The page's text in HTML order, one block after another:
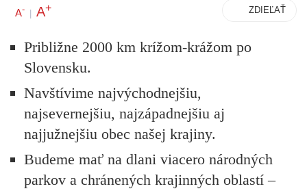
A- | A+ ZDIEĽAŤ
Približne 2000 km krížom-krážom po
Slovensku.
Navštívime najvýchodnejšiu,
najsevernejšiu, najzápadnejšiu aj
najjužnejšiu obec našej krajiny.
Budeme mať na dlani viacero národných
parkov a chránených krajinných oblastí –